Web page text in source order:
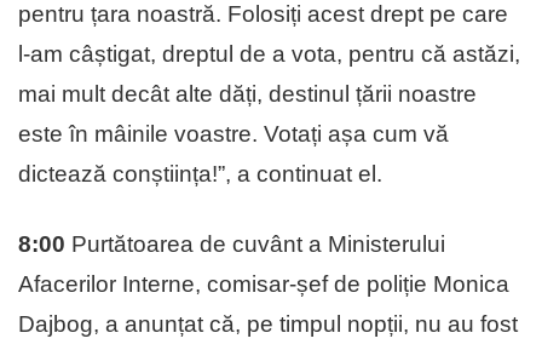
pentru țara noastră. Folosiți acest drept pe care
l-am câștigat, dreptul de a vota, pentru că astăzi,
mai mult decât alte dăți, destinul țării noastre
este în mâinile voastre. Votați așa cum vă
dictează conștiința!”, a continuat el.
8:00 Purtătoarea de cuvânt a Ministerului
Afacerilor Interne, comisar-șef de poliție Monica
Dajbog, a anunțat că, pe timpul nopții, nu au fost